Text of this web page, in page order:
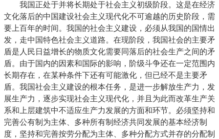
我国正处于并将长期处于社会主义初级阶段。这是在经济
文化落后的中国建设社会主义现代化不可逾越的历史阶段，需
要上百年的时间。我国的社会主义建设，必须从我国的国情出
发，走中国特色社会主义道路。在现阶段，我国社会的主要矛
盾是人民日益增长的物质文化需要同落后的社会生产之间的矛
盾。由于国内的因素和国际的影响，阶级斗争还在一定范围内
长期存在，在某种条件下还有可能激化，但已经不是主要矛
盾。我国社会主义建设的根本任务，是进一步解放生产力，发
展生产力，逐步实现社会主义现代化，并且为此而改革生产关
系和上层建筑中不适应生产力发展的方面和环节。必须坚持和
完善公有制为主体、多种所有制经济共同发展的基本经济制
度，坚持和完善按劳分配为主体、多种分配方式并存的分配制